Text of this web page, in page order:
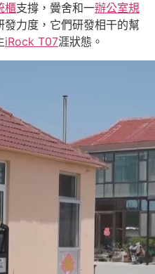
櫃支撐，黌舍和一辦公室規
力度，它們研發相干的幫
iRock T07涯狀態。